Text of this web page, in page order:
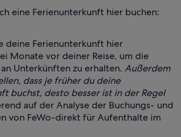
eine Ferienunterkunft hier buchen:
deine Ferienunterkunft hier
Monate vor deiner Reise, um die
Unterkünften zu erhalten. Außerdem
dass je früher du deine
buchst, desto besser ist in der Regel
auf der Analyse der Buchungs- und
von FeWo-direkt für Aufenthalte im